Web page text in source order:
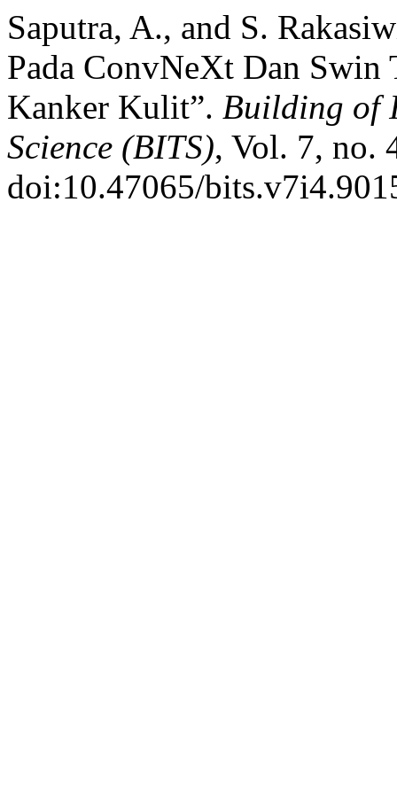
Saputra, A., and S.
Pada ConvNeXt Dan
Kanker Kulit”. Building of
Science (BITS), Vol. 7, no.
doi:10.47065/